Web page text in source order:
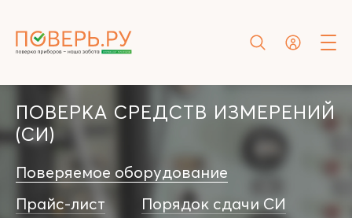
ПОВЕРКА СРЕДСТВ ИЗМЕРЕНИЙ
(СИ)
Поверяемое оборудование
Прайс-лист
Порядок сдачи СИ